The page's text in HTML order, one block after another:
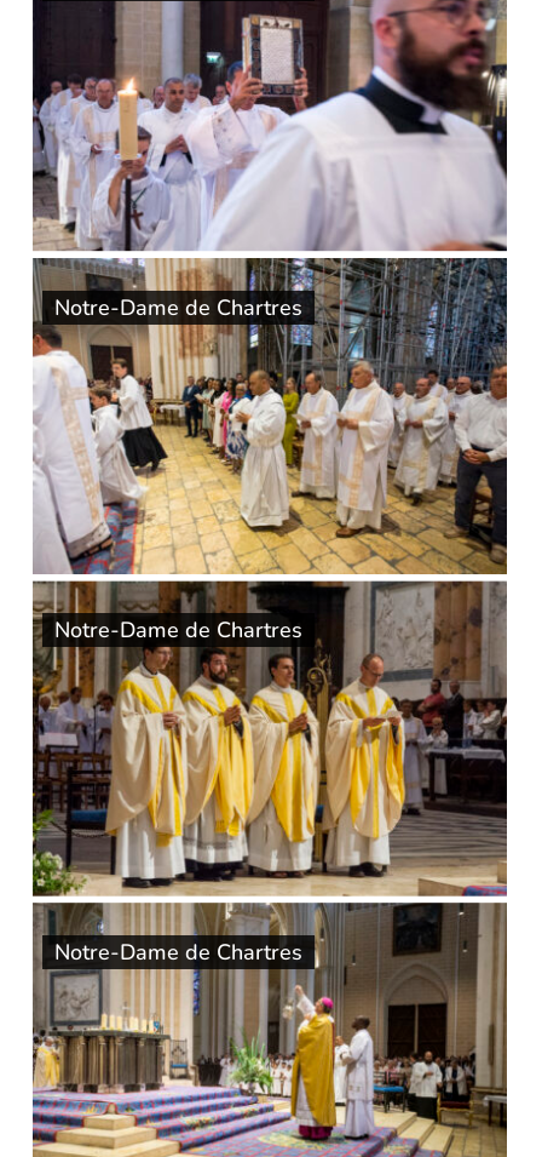
Notre-Dame de Chartres
Notre-Dame de Chartres
Notre-Dame de Chartres